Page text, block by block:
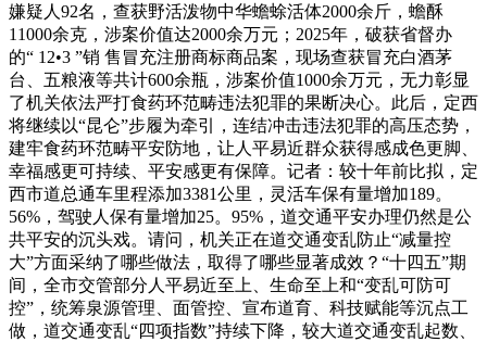
嫌疑人92名，查获野活泼物中华蟾蜍活体2000余斤，蟾酥
11000余克，涉案价值达2000余万元；2025年，破获省督办
的“ 12•3 ”销 售冒充注册商标商品案，现场查获冒充白酒茅
台、五粮液等共计600余瓶，涉案价值1000余万元，无力彰显
了机关依法严打食药环范畴违法犯罪的果断决心。此后，定西
将继续以“昆仑”步履为牵引，连结冲击违法犯罪的高压态势，
建牢食药环范畴平安防地，让人平易近群众获得感成色更脚、
幸福感更可持续、平安感更有保障。记者：较十年前比拟，定
西市道总通车里程添加3381公里，灵活车保有量增加189。
56%，驾驶人保有量增加25。95%，道交通平安办理仍然是公
共平安的沉头戏。请问，机关正在道交通变乱防止“减量控
大”方面采纳了哪些做法，取得了哪些显著成效？“十四五”期
间，全市交管部分人平易近至上、生命至上和“变乱可防可
控”，统筹泉源管理、面管控、宣布道育、科技赋能等沉点工
做，道交通变乱“四项指数”持续下降，较大道交通变乱起数、